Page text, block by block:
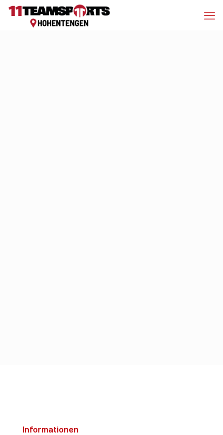
Informationen